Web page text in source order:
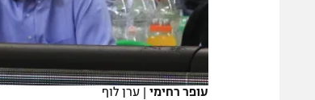
הצטרפות לחבילת הערוצים
לוח דרושים – ג'ובנט
המגזיןעופר רחימי | ערן לוף